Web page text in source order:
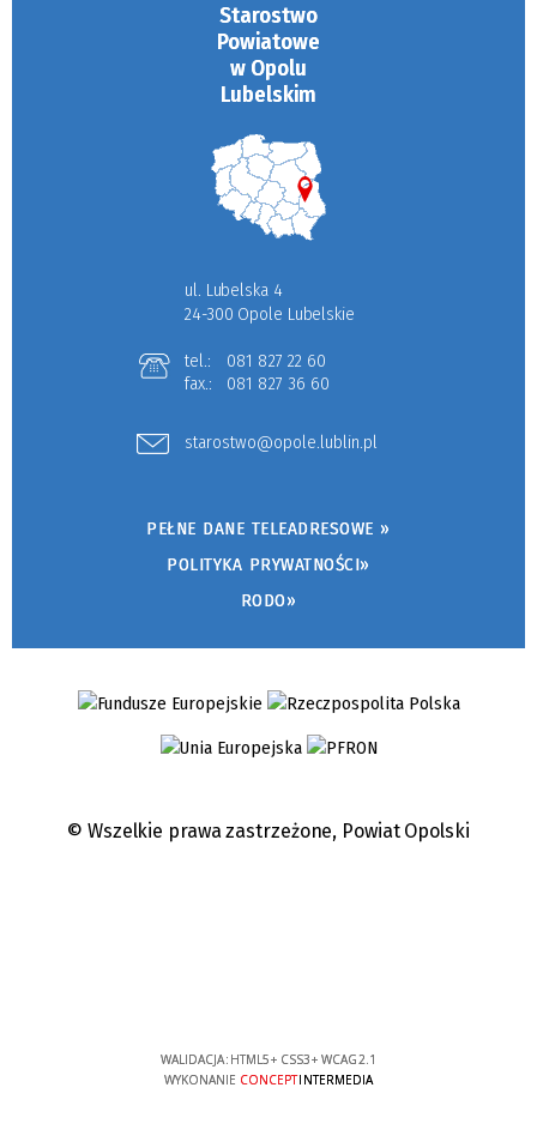
Starostwo
Powiatowe
w Opolu
Lubelskim
ul. Lubelska 4
24-300 Opole Lubelskie
tel.:
081 827 22 60
fax.:
081 827 36 60
starostwo@opole.lublin.pl
PEŁNE DANE TELEADRESOWE »
POLITYKA PRYWATNOŚCI»
RODO»
© Wszelkie prawa zastrzeżone, Powiat Opolski
WALIDACJA: HTML5+ CSS3+ WCAG 2.1
WYKONANIE CONCEPTINTERMEDIA